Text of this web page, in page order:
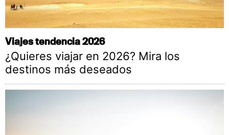
Viajes tendencia 2026
¿Quieres viajar en 2026? Mira los
destinos más deseados